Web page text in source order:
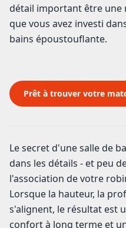
détail important être une
que vous avez investi
bains époustouflante.
Prêt à trouver votre
Le secret d'une salle de
dans les détails - et peu
l'association de votre
Lorsque la hauteur, la
s'alignent, le résultat est
confort à long terme et